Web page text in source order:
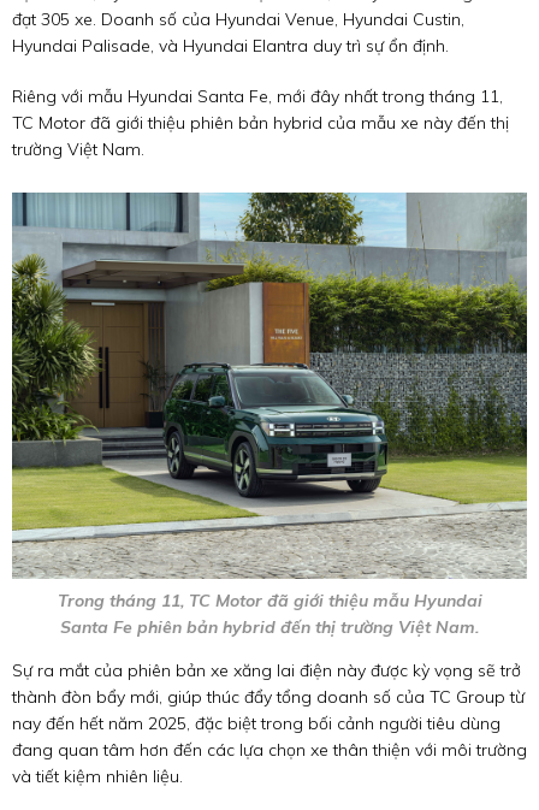
đạt 305 xe. Doanh số của Hyundai Venue, Hyundai Custin,
Hyundai Palisade, và Hyundai Elantra duy trì sự ổn định.
Riêng với mẫu Hyundai Santa Fe, mới đây nhất trong tháng 11,
TC Motor đã giới thiệu phiên bản hybrid của mẫu xe này đến thị
trường Việt Nam.
Trong tháng 11, TC Motor đã giới thiệu mẫu Hyundai
Santa Fe phiên bản hybrid đến thị trường Việt Nam.
Sự ra mắt của phiên bản xe xăng lai điện này được kỳ vọng sẽ trở
thành đòn bẩy mới, giúp thúc đẩy tổng doanh số của TC Group từ
nay đến hết năm 2025, đặc biệt trong bối cảnh người tiêu dùng
đang quan tâm hơn đến các lựa chọn xe thân thiện với môi trường
và tiết kiệm nhiên liệu.